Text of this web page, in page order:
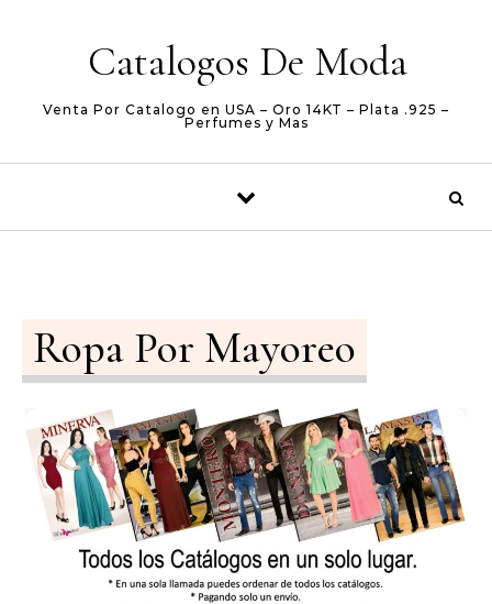
Catalogos De Moda
Venta Por Catalogo en USA – Oro 14KT – Plata .925 –
Perfumes y Mas
Ropa Por Mayoreo